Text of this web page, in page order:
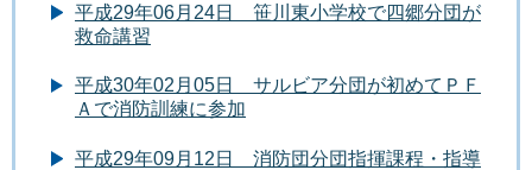
平成29年06月24日 笹川東小学校で四郷分団が
救命講習
平成30年02月05日 サルビア分団が初めてＰＦ
Ａで消防訓練に参加
平成29年09月12日 消防団分団指揮課程・指導